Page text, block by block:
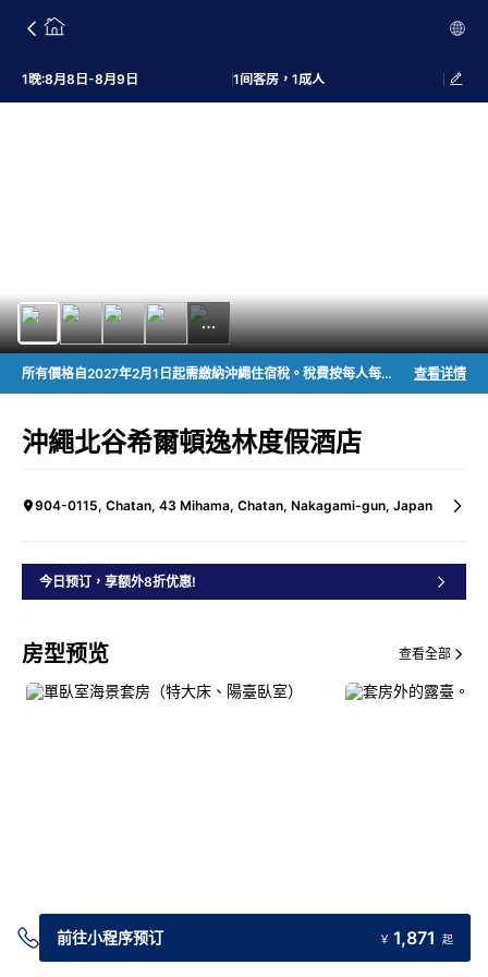
1晚:8月8日-8月9日 1间客房，1成人
所有價格自2027年2月1日起需繳納沖繩住宿稅。稅費按每人每晚收取，為房價（不含稅）的2%，最高不超過￥2,000，由住客支付。 查看详情
沖繩北谷希爾頓逸林度假酒店
904-0115, Chatan, 43 Mihama, Chatan, Nakagami-gun, Japan
今日预订，享额外8折优惠!
房型预览 查看全部
交通指引
前往小程序预订 ￥ 1,871 起